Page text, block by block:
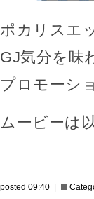
ポカリスエ
GJ気分を味
プロモーシ
ムービーは
posted 09:40 |